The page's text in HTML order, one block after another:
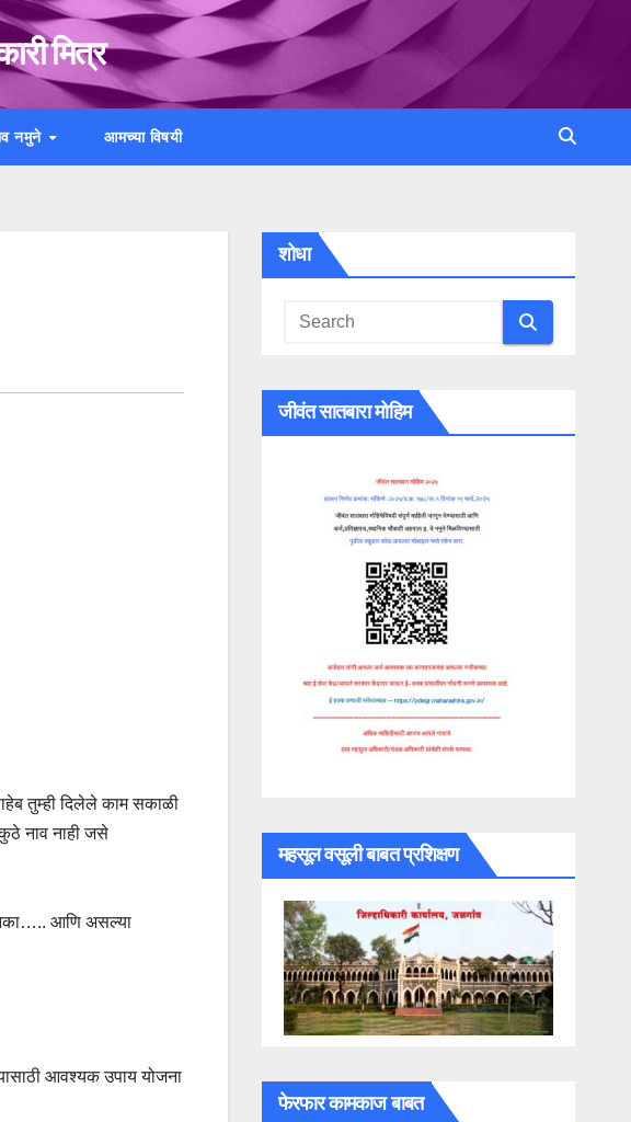
मित्र
नमुने आमच्या विषयी
तुम्ही दिलेले काम सकाळी
नाव नाही जसे
नका….. आणि असल्या
आवश्यक उपाय योजना
शोधा
जीवंत सातबारा मोहिम
महसूल वसूली बाबत प्रशिक्षण
फेरफार कामकाज बाबत